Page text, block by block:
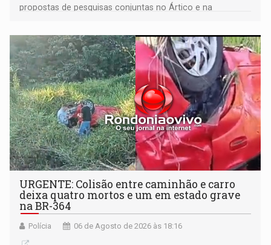
propostas de pesquisas conjuntas no Ártico e na
URGENTE: Colisão entre caminhão e carro
deixa quatro mortos e um em estado grave
na BR-364
Polícia 06 de Agosto de 2026 às 18:16